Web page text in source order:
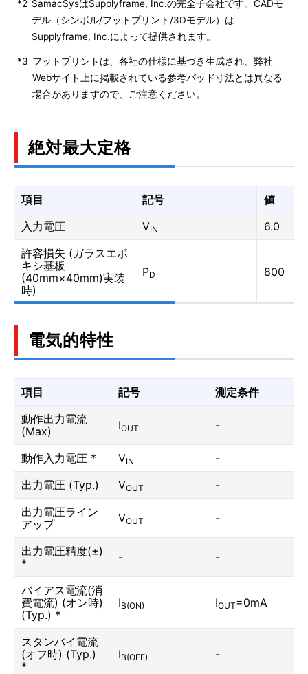
*2 SamacSysはSupplyframe, Inc.の完全子会社です。CADモ
デル（シンボル/フットプリント/3Dモデル）は
Supplyframe, Inc.によって提供されます。
*3 フットプリントは、各社の仕様に基づき生成され、弊社
Webサイト上に掲載されている参考パッド寸法とは異なる
場合がありますので、ご注意ください。
絶対最大定格
項目 記号
値
入力電圧
VIN
6.0
許容損失 (ガラスエポ
キシ基板
(40mm×40mm)実装
時)
PD 800
電気的特性
項目 記号
測定条件
動作出力電流
(Max)
IOUT -
動作入力電圧 * VIN
-
出力電圧 (Typ.)
VOUT
-
出力電圧ライン
アップ
VOUT -
出力電圧精度(±)
*
- -
バイアス電流(消
費電流) (オン時)
(Typ.) *
IB(ON) IOUT=0mA
スタンバイ電流
(オフ時) (Typ.)
*
IB(OFF) -